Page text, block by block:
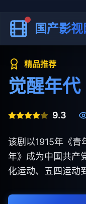
国产影视
精品推荐
觉醒年代
9.3
该剧以1915年《青
年》成为中国共产
化运动、五四运动